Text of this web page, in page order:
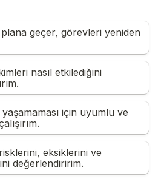
plana geçer, görevleri yeniden
nasıl etkilediğini
için uyumlu ve
eksiklerini ve
değerlendiririm.